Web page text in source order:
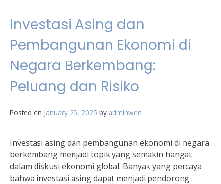
Investasi Asing dan
Pembangunan Ekonomi di
Negara Berkembang:
Peluang dan Risiko
Posted on January 25, 2025 by adminwen
Investasi asing dan pembangunan ekonomi di negara
berkembang menjadi topik yang semakin hangat
dalam diskusi ekonomi global. Banyak yang percaya
bahwa investasi asing dapat menjadi pendorong